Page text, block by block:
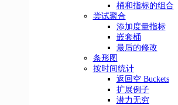
桶和指标的组合
尝试聚合
添加度量指标
嵌套桶
最后的修改
条形图
按时间统计
返回空 Buckets
扩展例子
潜力无穷